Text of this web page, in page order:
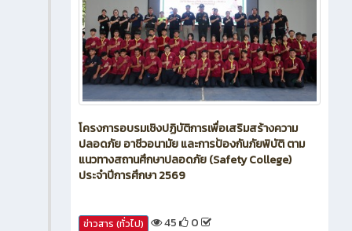
โครงการอบรมเชิงปฏิบัติการเพื่อเสริมสร้างความ
ปลอดภัย อาชีวอนามัย และการป้องกันภัยพิบัติ ตาม
แนวทางสถานศึกษาปลอดภัย (Safety College)